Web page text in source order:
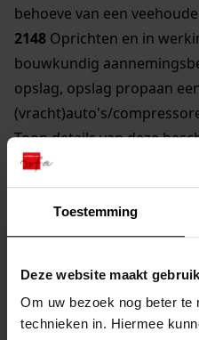
Toestemming
Deze website maakt
Om uw bezoek nog beter
technieken in. Hiermee
behoeve van een
2148 Oprichten en in
bouwkundig
opslag, opslag propaan
(vracht)auto's/
Toon details van deze
2149Oprichten en in
bouwkundig
opslag, opslag propaan en
(vracht)auto's/
Oprichten en in
akkerbouwbedrijf en